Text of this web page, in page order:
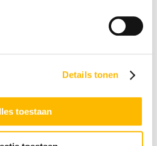
Details tonen
toestaan
Dat dit is wie ik ben, en
Wat wel consequenties heeft
niet meer mee.
houd nu soms mijn mond,